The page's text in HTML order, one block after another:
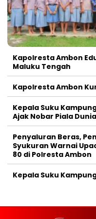
Kapolresta Ambon
Maluku Tengah
Kapolresta Ambon
Kepala Suku
Ajak Nobar Piala
Penyaluran Beras,
Syukuran Warnai
80 di Polresta Ambon
Kepala Suku